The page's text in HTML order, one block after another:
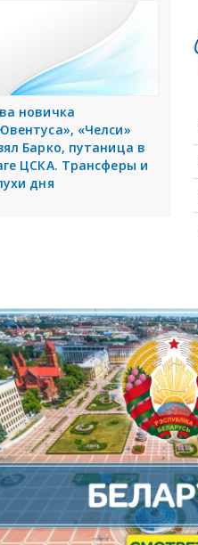
новичка
«Челси»
Барко, путаница в
ЦСКА. Трансферы и
дня